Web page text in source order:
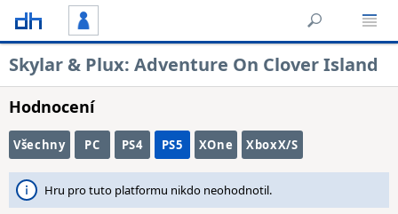
Skylar & Plux: Adventure On Clover Island
Hodnocení
Všechny PC PS4 PS5 XOne XboxX/S
Hru pro tuto platformu nikdo neohodnotil.